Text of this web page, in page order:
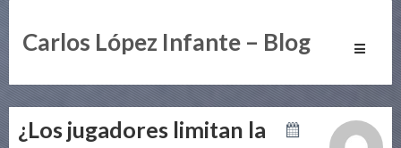
Toggle
Carlos López Infante – Blog
¿Los jugadores limitan la